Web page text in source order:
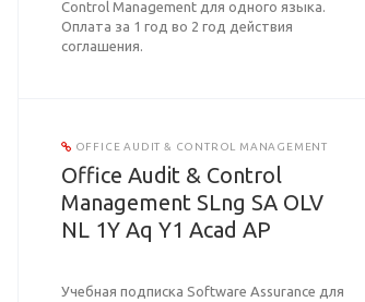
Control Management для одного языка.
Оплата за 1 год во 2 год действия
соглашения.
OFFICE AUDIT & CONTROL MANAGEMENT
Office Audit & Control
Management SLng SA OLV
NL 1Y Aq Y1 Acad AP
Учебная подписка Software Assurance для